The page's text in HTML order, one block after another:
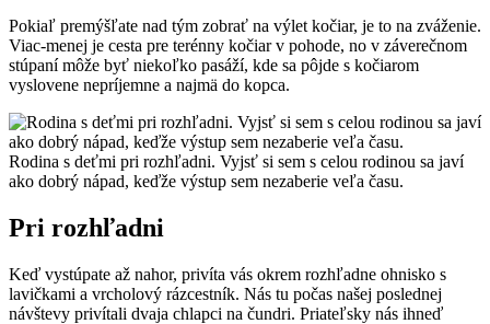
Pokiaľ premýšľate nad tým zobrať na výlet kočiar, je to na zváženie.
Viac-menej je cesta pre terénny kočiar v pohode, no v záverečnom
stúpaní môže byť niekoľko pasáží, kde sa pôjde s kočiarom
vyslovene nepríjemne a najmä do kopca.
Rodina s deťmi pri rozhľadni. Vyjsť si sem s celou rodinou sa javí
ako dobrý nápad, keďže výstup sem nezaberie veľa času.
Pri rozhľadni
Keď vystúpate až nahor, privíta vás okrem rozhľadne ohnisko s
lavičkami a vrcholový rázcestník. Nás tu počas našej poslednej
návštevy privítali dvaja chlapci na čundri. Priateľsky nás ihneď